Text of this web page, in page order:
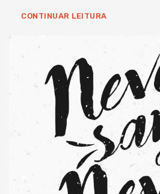
CONTINUAR LEITURA